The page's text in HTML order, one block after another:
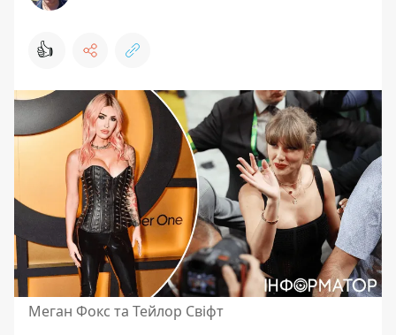
👍
Меган Фокс та Тейлор Свіфт